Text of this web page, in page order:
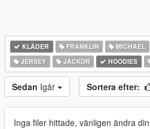
KLÄDER FRANKLIN MICHAEL
JERSEY
JACKOR HOODIES
Sedan Igår Sortera efter:
Inga filer hittade, vänligen ändra